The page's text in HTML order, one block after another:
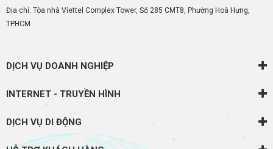
Địa chỉ: Tòa nhà Viettel Complex Tower, Số 285 CMT8, Phường Hoà Hưng,
TPHCM
DỊCH VỤ DOANH NGHIỆP
INTERNET - TRUYỀN HÌNH
DỊCH VỤ DI ĐỘNG